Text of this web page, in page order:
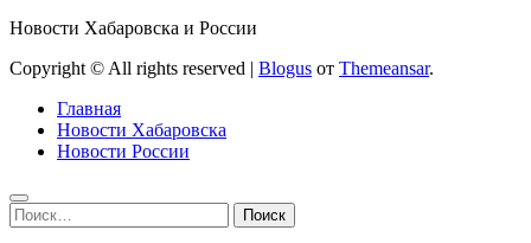
Новости Хабаровска и России
Copyright © All rights reserved
Blogus от Themeansar.
Главная
Новости Хабаровска
Новости России
Найти: